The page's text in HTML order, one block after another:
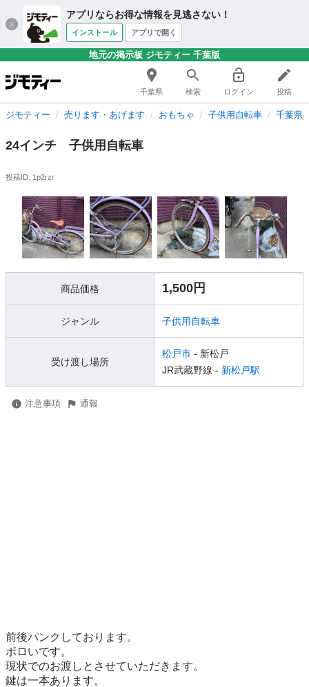
アプリならお得な情報を見逃さない！
インストール アプリで開く
地元の掲示板 ジモティー 千葉版
千葉県 検索 ログイン 投稿
ジモティー 売ります・あげます おもちゃ 子供用自転車 千葉県
24インチ 子供用自転車
投稿ID: 1p2rzr
商品価格 1,500円
ジャンル 子供用自転車
受け渡し場所
松戸市 - 新松戸
JR武蔵野線 - 新松戸駅
注意事項 通報
前後パンクしております。
ボロいです。
現状でのお渡しとさせていただきます。
鍵は一本あります。